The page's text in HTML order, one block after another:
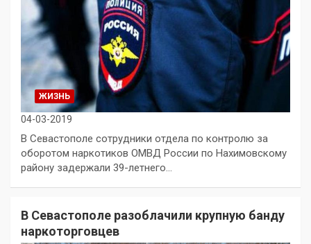
ЖИЗНЬ
04-03-2019
В Севастополе сотрудники отдела по контролю за
оборотом наркотиков ОМВД России по Нахимовскому
району задержали 39-летнего…
В Севастополе разоблачили крупную банду
наркоторговцев